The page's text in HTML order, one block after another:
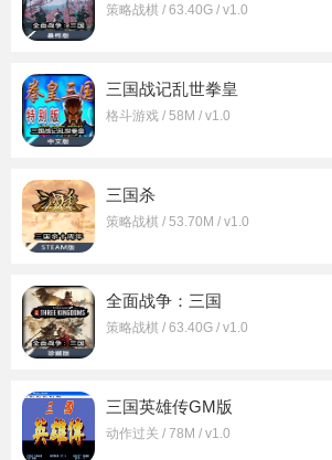
策略战棋 / 63.40G / v1.0
三国战记乱世拳皇
格斗游戏 / 58M / v1.0
三国杀
策略战棋 / 53.70M / v1.0
全面战争：三国
策略战棋 / 63.40G / v1.0
三国英雄传GM版
动作过关 / 78M / v1.0